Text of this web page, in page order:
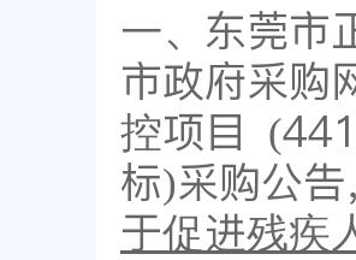
一、东莞市
市政府采购
控项目
标)采购公
于促进残疾